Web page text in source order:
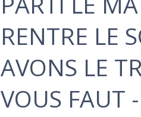
RENTRE LE
AVONS LE
VOUS FAUT